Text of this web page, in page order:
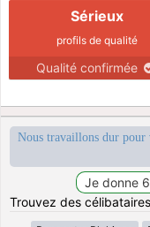
Sérieux
profils de qualité
Qualité confirmée
Nous travaillons dur
Trouvez des